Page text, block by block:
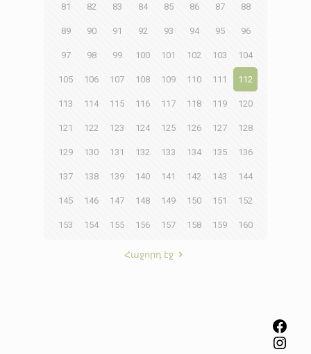
81 82 83 84 85 86 87 88
89 90 91 92 93 94 95 96
97 98 99 100 101 102 103 104
105 106 107 108 109 110 111 112
113 114 115 116 117 118 119 120
121 122 123 124 125 126 127 128
129 130 131 132 133 134 135 136
137 138 139 140 141 142 143 144
145 146 147 148 149 150 151 152
153 154 155 156 157 158 159 160
Հաջորդ էջ
Facebook
Instagram